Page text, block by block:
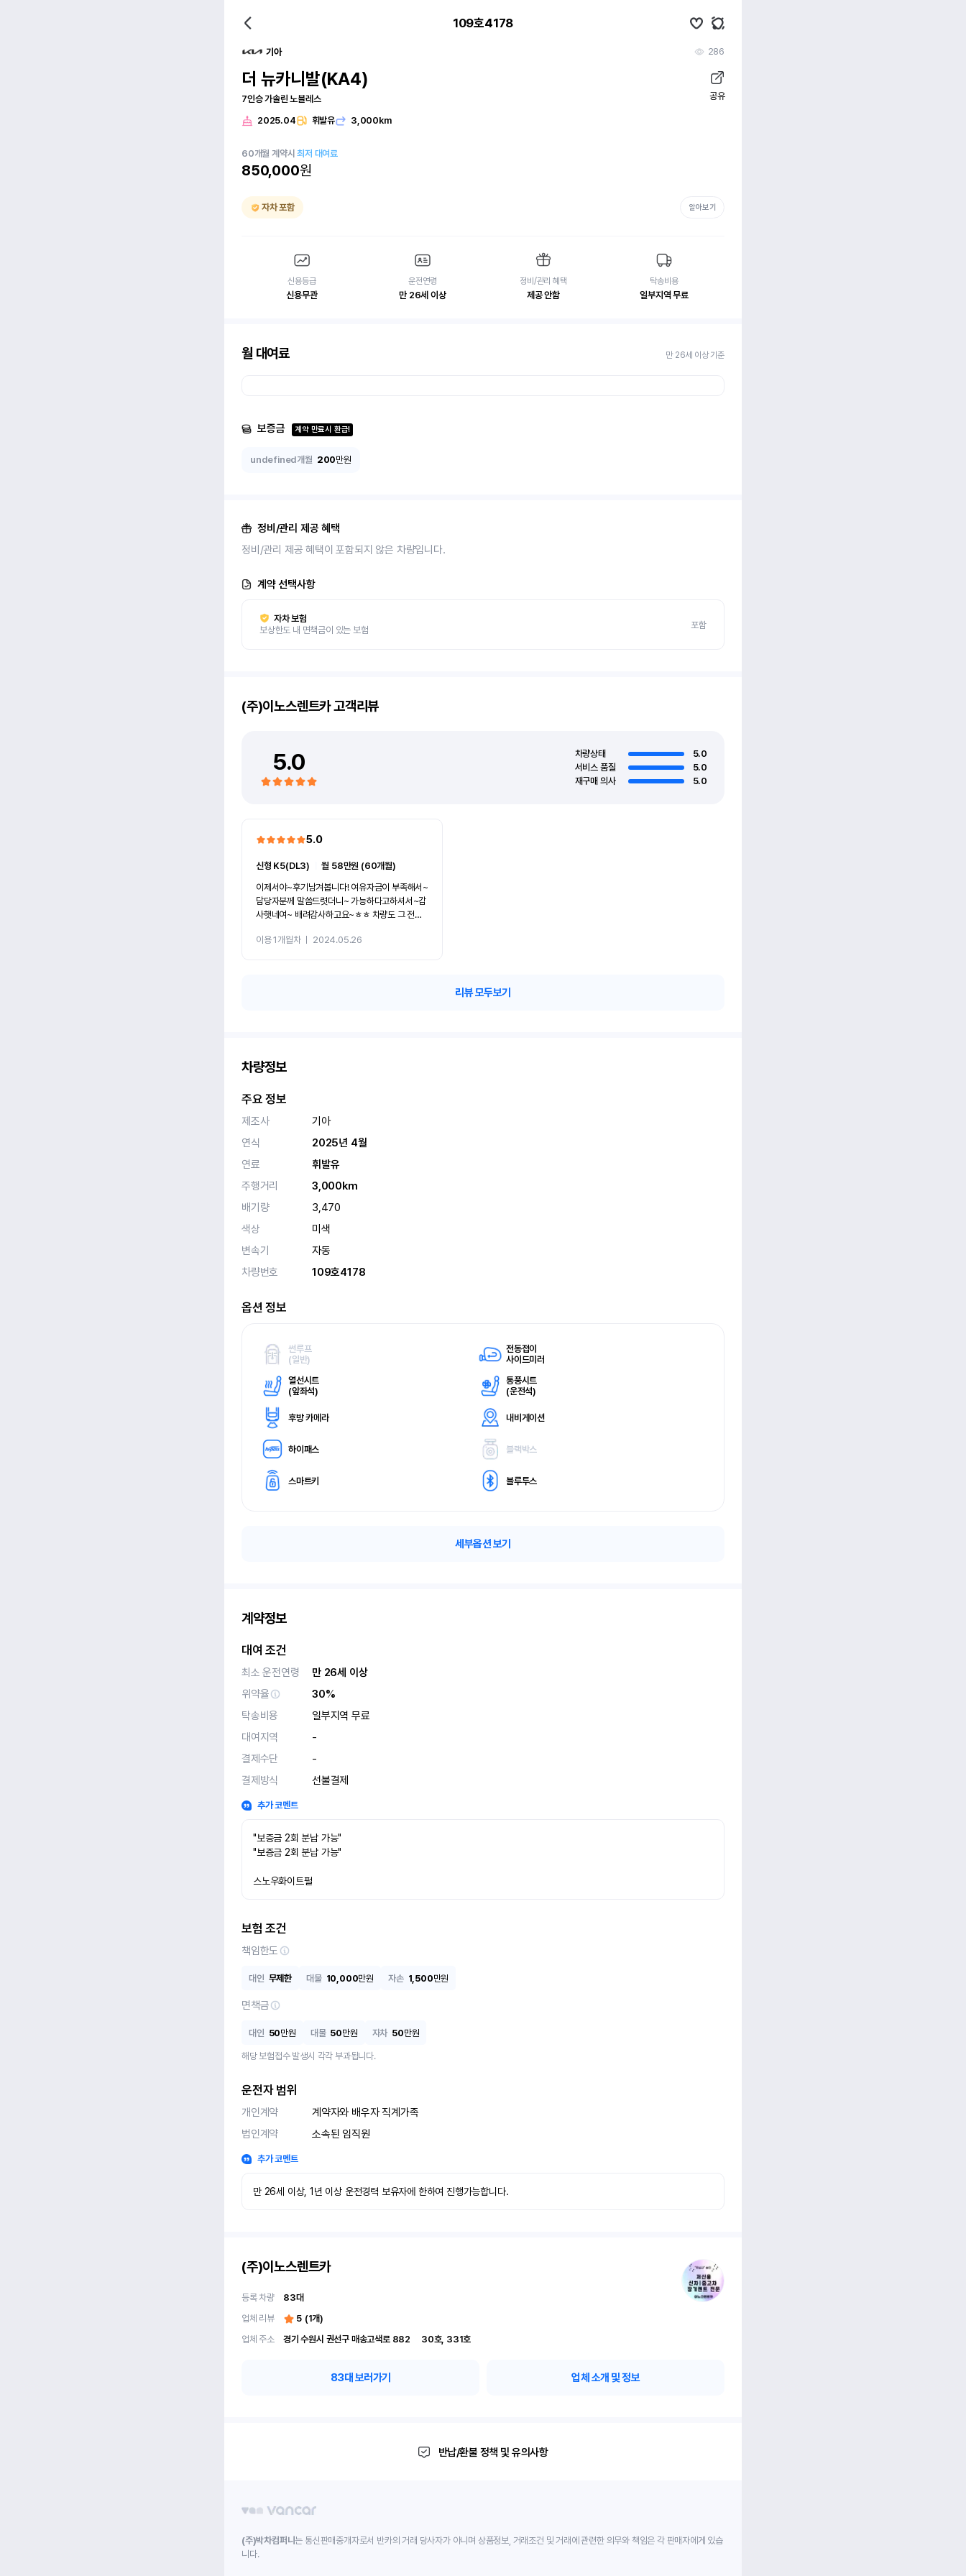
109호4178
기아 286
더 뉴카니발(KA4)
7인승 가솔린 노블레스 공유
2025.04 휘발유 3,000km
60개월 계약시최저 대여료
850,000원
자차 포함 알아보기
신용등급
신용무관
운전연령
만 26세 이상
정비/관리 혜택
제공 안함
탁송비용
일부지역 무료
월 대여료 만 26세 이상 기준
보증금 계약 만료시 환급!
undefined개월 200만원
정비/관리 제공 혜택
정비/관리 제공 혜택이 포함되지 않은 차량입니다.
계약 선택사항
자차 보험
보상한도 내 면책금이 있는 보험
포함
(주)이노스렌트카고객리뷰
5.0 차량상태
5.0
서비스 품질
5.0
재구매 의사
5.0
5.0
신형 K5(DL3) ㅣ월 58만원 (60개월)
이제서야~후기남겨봅니다! 여유자금이 부족해서~
담당자분께 말씀드렷더니~ 가능하다고하셔서~감
사햇네여~ 배려감사하고요~ㅎㅎ 차량도 그 전차
갈아탈 생각입니다~ 이노스렌트카~화이팅입니다
이용 1개월차ㅣ 2024.05.26
리뷰 모두보기
차량정보
주요 정보
제조사
기아
연식
2025년 4월
연료
휘발유
주행거리
3,000km
배기량
3,470
색상
미색
변속기
자동
차량번호
109호4178
옵션 정보
썬루프
(일반)
전동접이
사이드미러
열선시트
(앞좌석)
통풍시트
(운전석)
후방 카메라 내비게이션
하이패스 블랙박스
스마트키 블루투스
세부옵션 보기
계약정보
대여 조건
최소 운전연령
만 26세 이상
위약율
30%
탁송비용
일부지역 무료
대여지역
-
결제수단
-
결제방식
선불결제
추가 코멘트
"보증금 2회 분납 가능"
"보증금 2회 분납 가능"
스노우화이트펄
보험 조건
책임한도
대인 무제한 대물 10,000만원 자손 1,500만원
면책금
대인 50만원 대물 50만원 자차 50만원
해당 보험접수 발생시 각각 부과됩니다.
운전자 범위
개인계약
계약자와 배우자 직계가족
법인계약
소속된 임직원
추가 코멘트
만 26세 이상, 1년 이상 운전경력 보유자에 한하여 진행가능합니다.
(주)이노스렌트카
등록 차량 83대
업체 리뷰
5 (1개)
업체 주소
경기 수원시 권선구 매송고색로 882	30호, 331호
83대 보러가기 업체 소개 및 정보
반납/환불 정책 및 유의사항
(주)박차컴퍼니는 통신판매중개자로서 반카의 거래 당사자가 아니며 상품정보, 거래조건 및 거래에 관련한 의무와 책임은 각 판매자에게 있습
니다.